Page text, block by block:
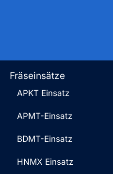
Fräseinsätze
APKT Einsatz
APMT-Einsatz
BDMT-Einsatz
HNMX Einsatz